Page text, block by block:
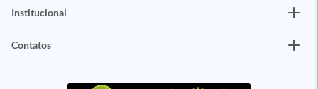
Institucional
Contatos